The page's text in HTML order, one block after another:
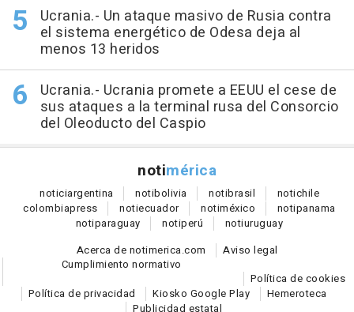
Ucrania.- Un ataque masivo de Rusia contra
el sistema energético de Odesa deja al
menos 13 heridos
Ucrania.- Ucrania promete a EEUU el cese de
sus ataques a la terminal rusa del Consorcio
del Oleoducto del Caspio
notimérica
noticiargentina notibolivia notibrasil notichile
colombiapress notiecuador notiméxico notipanama
notiparaguay notiperú notiuruguay
Acerca de notimerica.com
Aviso legal
Cumplimiento normativo
Política de cookies
Política de privacidad
Kiosko Google Play
Hemeroteca
Publicidad estatal